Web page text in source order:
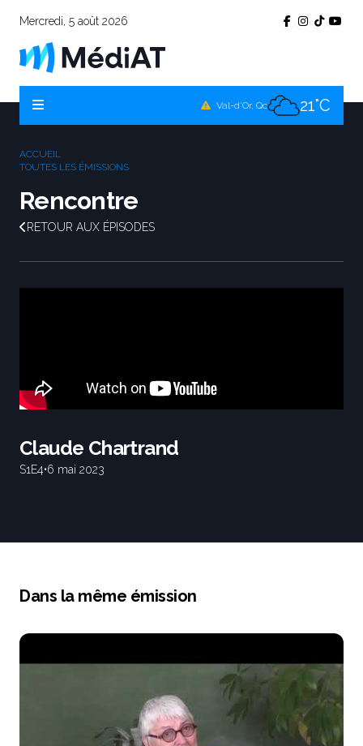
Mercredi, 5 août 2026
Val-d'Or, Qc 21°C
ACCUEIL
TOUTES LES ÉMISSIONS
Rencontre
RETOUR AUX ÉPISODES
Claude Chartrand
S1 E4•6 mai 2023
Dans la même émission